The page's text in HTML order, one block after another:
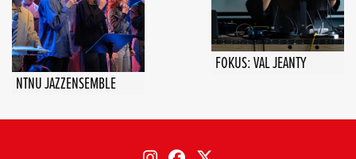
NTNU JAZZENSEMBLE
FOKUS: VAL JEANTY